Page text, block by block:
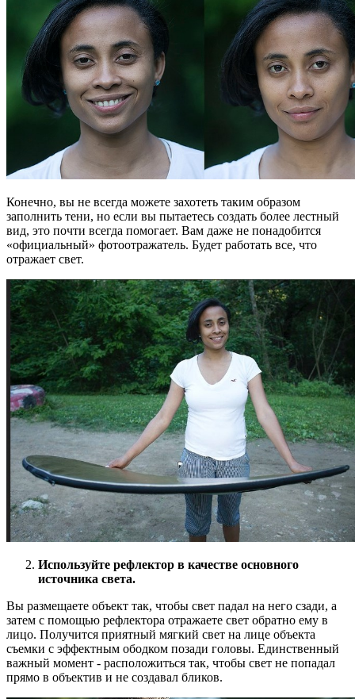
Конечно, вы не всегда можете захотеть таким образом
заполнить тени, но если вы пытаетесь создать более лестный
вид, это почти всегда помогает. Вам даже не понадобится
«официальный» фотоотражатель. Будет работать все, что
отражает свет.
Используйте рефлектор в качестве основного
источника света.
Вы размещаете объект так, чтобы свет падал на него сзади, а
затем с помощью рефлектора отражаете свет обратно ему в
лицо. Получится приятный мягкий свет на лице объекта
съемки с эффектным ободком позади головы. Единственный
важный момент - расположиться так, чтобы свет не попадал
прямо в объектив и не создавал бликов.